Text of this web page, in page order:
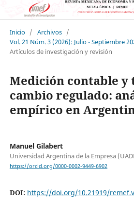
Inicio / Archivos /
Vol. 21 Núm. 3 (2026): Julio - Septiembre
Artículos de investigación y revisión
Medición contable y
cambio regulado:
empírico en
Manuel Gilabert
Universidad Argentina de la Empresa
https://orcid.org/0000-0002-9449-6902
DOI: https://doi.org/10.21919/